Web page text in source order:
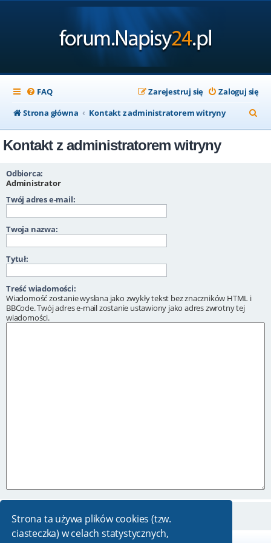
Strona ta używa plików cookies (tzw.
ciasteczka) w celach statystycznych,
FAQ Zaloguj się
Zarejestruj się
Strona główna
Kontakt z administratorem witryny
z
Kontakt z administratorem witryny
Odbiorca:
Administrator
Twój adres e-mail:
Twoja nazwa:
Tytuł:
Treść wiadomości:
Wiadomość zostanie wysłana jako zwykły tekst bez znaczników HTML i
BBCode. Twój adres e-mail zostanie ustawiony jako adres zwrotny tej
wiadomości.